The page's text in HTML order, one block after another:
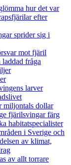
hur det var
efter
sprider sig i
mot fjäril
fråga
larver
miljontals dollar
fjärilsvingar färg
habitatspecialister
i Sverige och
av klimat,
av allt torrare